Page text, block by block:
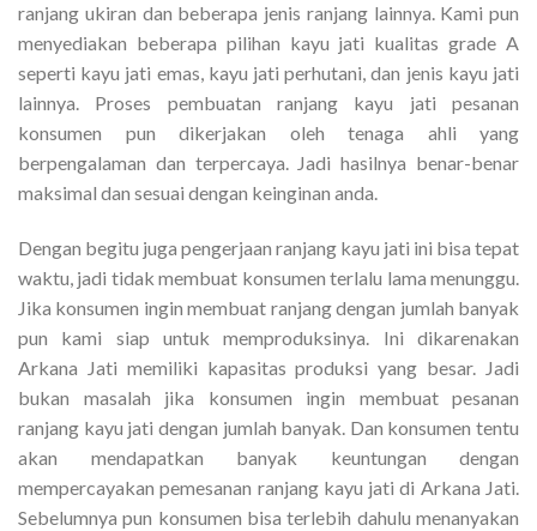
ranjang ukiran dan beberapa jenis ranjang lainnya. Kami pun
menyediakan beberapa pilihan kayu jati kualitas grade A
seperti kayu jati emas, kayu jati perhutani, dan jenis kayu jati
lainnya. Proses pembuatan ranjang kayu jati pesanan
konsumen pun dikerjakan oleh tenaga ahli yang
berpengalaman dan terpercaya. Jadi hasilnya benar-benar
maksimal dan sesuai dengan keinginan anda.
Dengan begitu juga pengerjaan ranjang kayu jati ini bisa tepat
waktu, jadi tidak membuat konsumen terlalu lama menunggu.
Jika konsumen ingin membuat ranjang dengan jumlah banyak
pun kami siap untuk memproduksinya. Ini dikarenakan
Arkana Jati memiliki kapasitas produksi yang besar. Jadi
bukan masalah jika konsumen ingin membuat pesanan
ranjang kayu jati dengan jumlah banyak. Dan konsumen tentu
akan mendapatkan banyak keuntungan dengan
mempercayakan pemesanan ranjang kayu jati di Arkana Jati.
Sebelumnya pun konsumen bisa terlebih dahulu menanyakan